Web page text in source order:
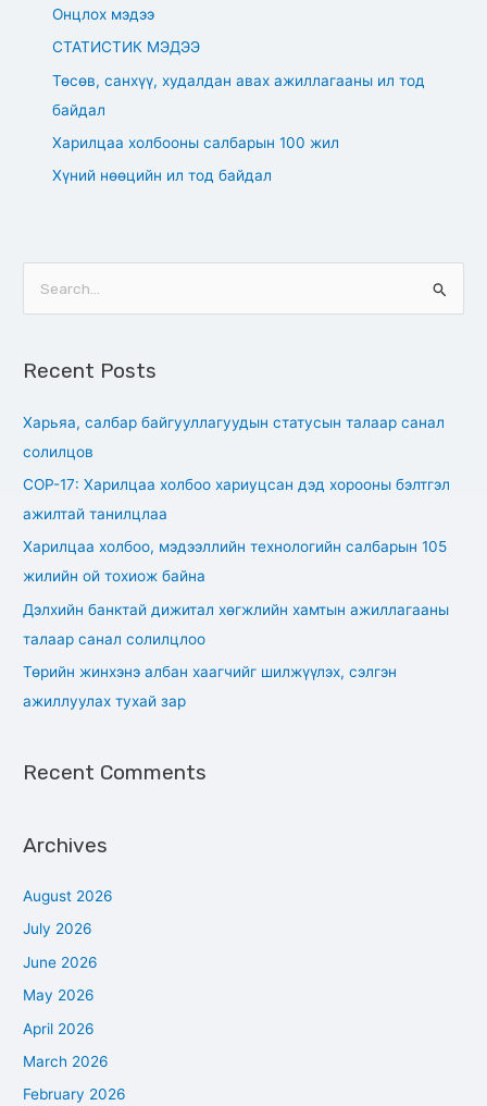
Онцлох мэдээ
СТАТИСТИК МЭДЭЭ
Төсөв, санхүү, худалдан авах ажиллагааны ил тод
байдал
Харилцаа холбооны салбарын 100 жил
Хүний нөөцийн ил тод байдал
r
:
Recent Posts
Харьяа, салбар байгууллагуудын статусын талаар санал
солилцов
СОР-17: Харилцаа холбоо хариуцсан дэд хорооны бэлтгэл
ажилтай танилцлаа
Харилцаа холбоо, мэдээллийн технологийн салбарын 105
жилийн ой тохиож байна
Дэлхийн банктай дижитал хөгжлийн хамтын ажиллагааны
талаар санал солилцлоо
Төрийн жинхэнэ албан хаагчийг шилжүүлэх, сэлгэн
ажиллуулах тухай зар
Recent Comments
Archives
August 2026
July 2026
June 2026
May 2026
April 2026
March 2026
February 2026